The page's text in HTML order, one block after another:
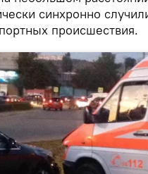
синхронно
происшествия.